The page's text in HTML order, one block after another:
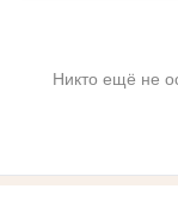
Никто ещё не